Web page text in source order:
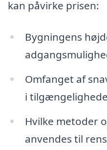
kan påvirke prisen:
Bygningens
Omfanget af
i
Hvilke metoder
anvendes til